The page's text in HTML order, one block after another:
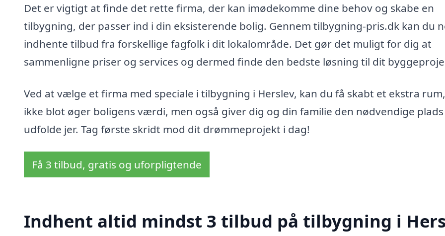
Det er vigtigt at finde det rette firma, der kan imødekomme dine behov og skabe en
tilbygning, der passer ind i din eksisterende bolig. Gennem tilbygning-pris.dk kan du
indhente tilbud fra forskellige fagfolk i dit lokalområde. Det gør det muligt for dig at
sammenligne priser og services og dermed finde den bedste løsning til dit
Ved at vælge et firma med speciale i tilbygning i Herslev, kan du få skabt et ekstra
ikke blot øger boligens værdi, men også giver dig og din familie den nødvendige
udfolde jer. Tag første skridt mod dit drømmeprojekt i dag!
Få 3 tilbud, gratis og uforpligtende
Indhent altid mindst 3 tilbud på tilbygning i